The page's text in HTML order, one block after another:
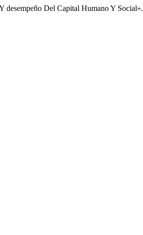
Del Capital Humano Y Social».